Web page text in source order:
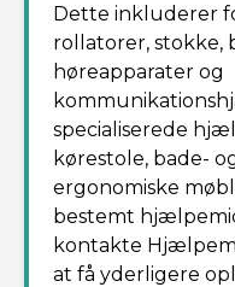
Dette inkluderer
rollatorer, stokke,
høreapparater og
specialiserede
kørestole, bade-
ergonomiske
bestemt
kontakte
at få yderligere